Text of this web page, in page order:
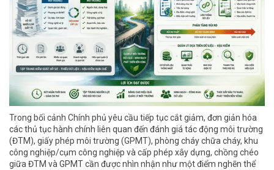
Trong bối cảnh Chính phủ yêu cầu tiếp tục cắt giảm, đơn giản hóa
các thủ tục hành chính liên quan đến đánh giá tác động môi trường
(ĐTM), giấy phép môi trường (GPMT), phòng cháy chữa cháy, khu
công nghiệp/cụm công nghiệp và cấp phép xây dựng, chồng chéo
giữa ĐTM và GPMT cần được nhìn nhận như một điểm nghẽn thể